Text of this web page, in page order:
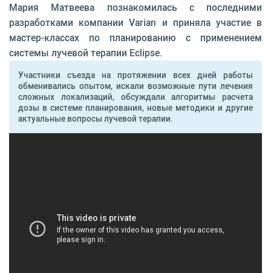
Мария Матвеева познакомилась с последними
разработками компании Varian и приняла участие в
мастер-классах по планированию с применением
системы лучевой терапии Eclipse.
Участники съезда на протяжении всех дней работы
обменивались опытом, искали возможные пути лечения
сложных локализаций, обсуждали алгоритмы расчета
дозы в системе планирования, новые методики и другие
актуальные вопросы лучевой терапии.